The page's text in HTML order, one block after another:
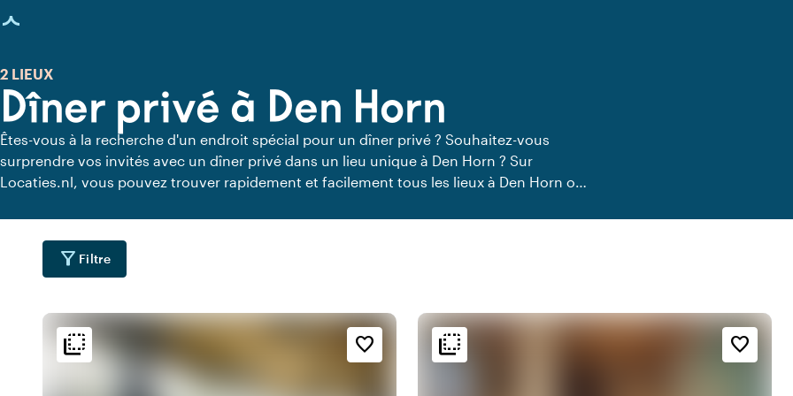
chargée
Dîner privé à Den Horn
2 LIEUX
Êtes-vous à la recherche d'un endroit spécial pour un dîner privé ? Souhaitez-vous
surprendre vos invités avec un dîner privé dans un lieu unique à Den Horn ? Sur
Locaties.nl, vous pouvez trouver rapidement et facilement tous les lieux à Den Horn où
pour un délicieux dîner privé.
filter_alt Filtre
flip_to_back favorite_border
flip_to_back Ambiance
info
flip_to_back favorite_border
flip_to_back Ambiance
style
Accessibilité et emplacement
location_city
Milieu urbain